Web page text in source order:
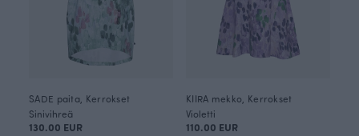
SADE paita, Kerrokset
Sinivihreä
130.00 EUR
KIIRA mekko, Kerrokset
Violetti
110.00 EUR